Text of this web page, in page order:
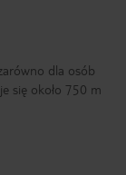
dla osób
się około 750 m